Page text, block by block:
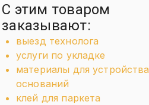
С этим товаром
заказывают:
выезд технолога
услуги по укладке
материалы для устройства
оснований
клей для паркета